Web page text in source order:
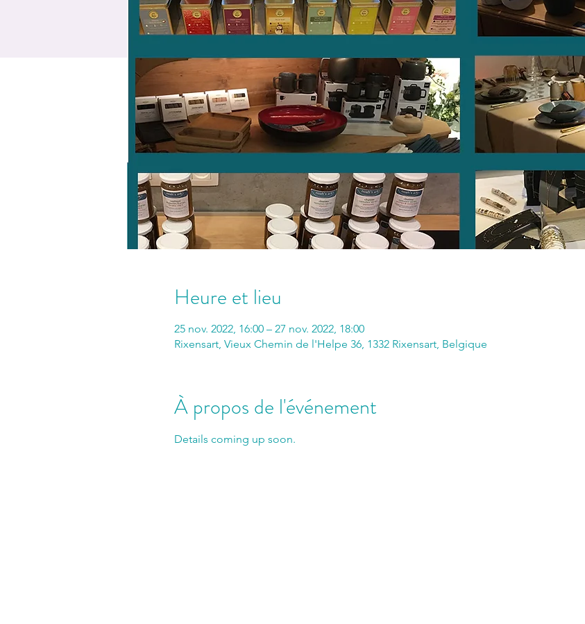
Heure et lieu
25 nov. 2022, 16:00 – 27 nov. 2022, 18:00
Rixensart, Vieux Chemin de l'Helpe 36, 1332 Rixensart, Belgique
À propos de l'événement
Details coming up soon.